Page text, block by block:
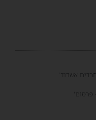
אשדוד'
פרסום'